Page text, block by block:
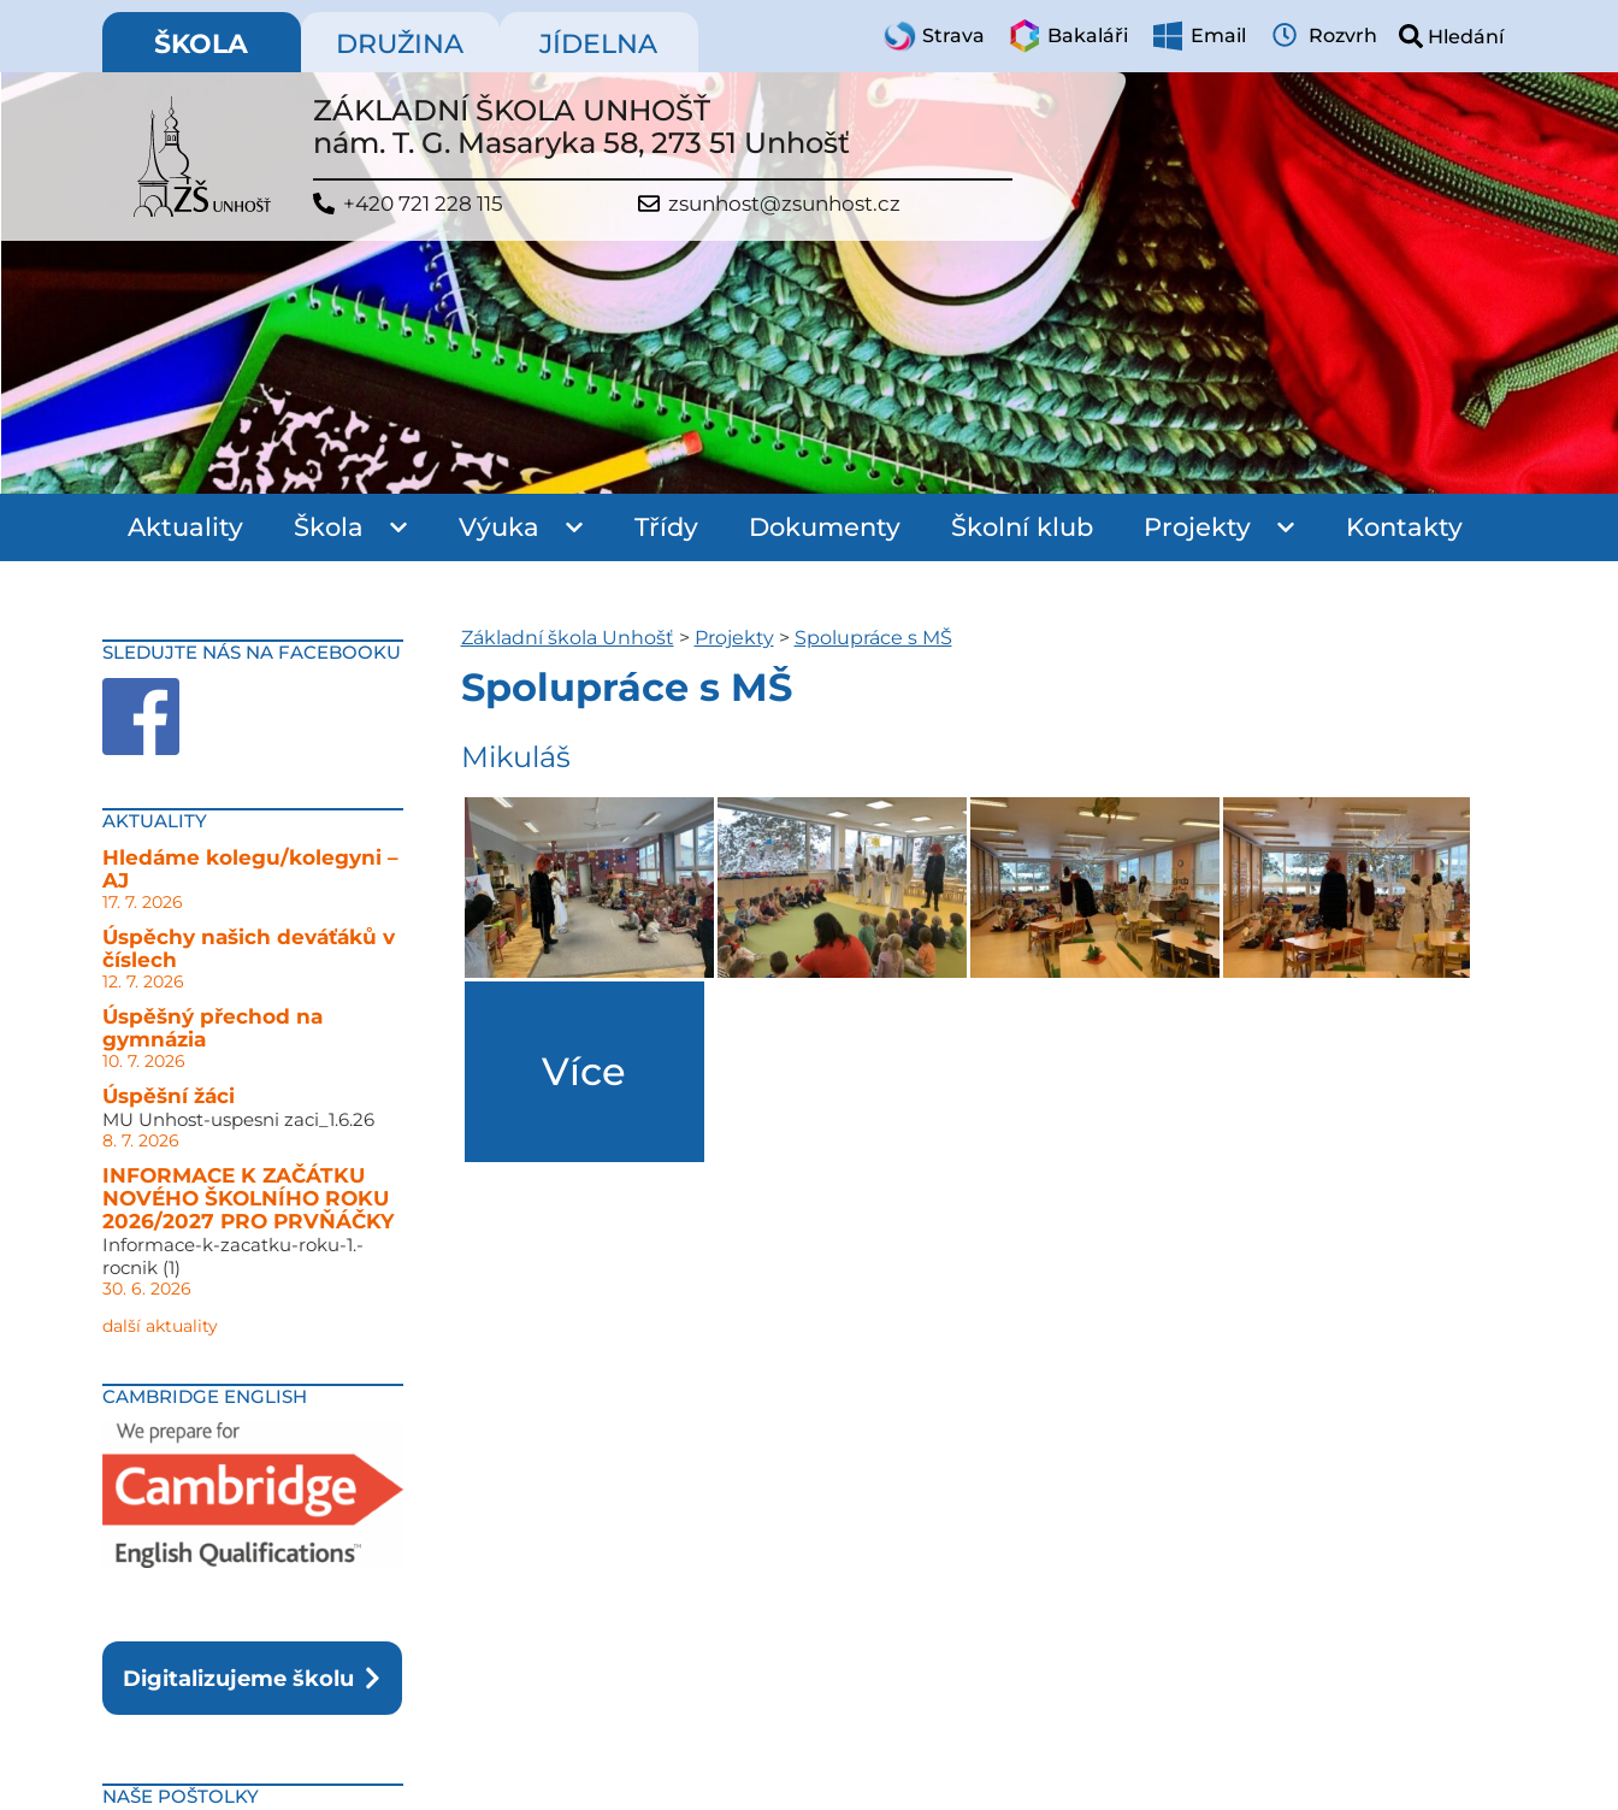
ŠKOLA DRUŽINA JÍDELNA Strava Bakaláři Email Rozvrh
ZÁKLADNÍ ŠKOLA UNHOŠŤ
nám. T. G. Masaryka 58, 273 51 Unhošť
+420 721 228 115 zsunhost@zsunhost.cz
Aktuality Škola Výuka Třídy Dokumenty Školní klub Projekty Kontakty
SLEDUJTE NÁS NA FACEBOOKU
AKTUALITY
Hledáme kolegu/kolegyni –
AJ
17. 7. 2026
Úspěchy našich deváťáků v
číslech
12. 7. 2026
Úspěšný přechod na
gymnázia
10. 7. 2026
Úspěšní žáci
MU Unhost-uspesni zaci_1.6.26
8. 7. 2026
INFORMACE K ZAČÁTKU
NOVÉHO ŠKOLNÍHO ROKU
2026/2027 PRO PRVŇÁČKY
Informace-k-zacatku-roku-1.-
rocnik (1)
30. 6. 2026
další aktuality
CAMBRIDGE ENGLISH
Digitalizujeme školu
NAŠE POŠTOLKY
Základní škola Unhošť > Projekty> Spolupráce s MŠ
Spolupráce s MŠ
Mikuláš
Více